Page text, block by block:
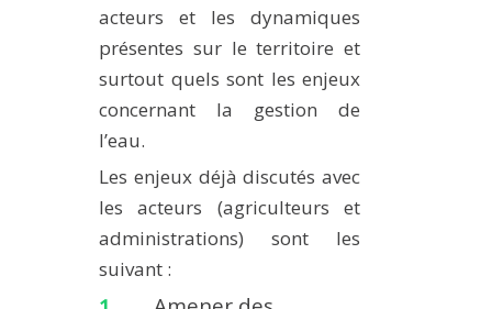
acteurs et les dynamiques
présentes sur le territoire et
surtout quels sont les enjeux
concernant la gestion de
l’eau.
Les enjeux déjà discutés avec
les acteurs (agriculteurs et
administrations) sont les
suivant :